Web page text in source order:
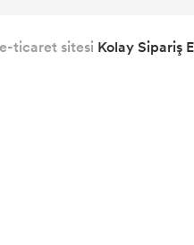
ticaret sitesi Kolay Sipariş